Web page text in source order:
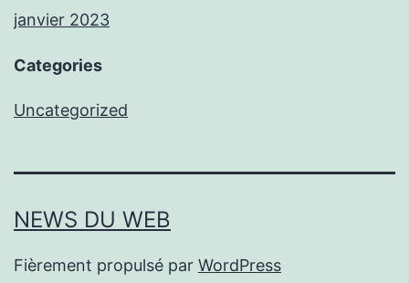
janvier 2023
Categories
Uncategorized
NEWS DU WEB
Fièrement propulsé par WordPress